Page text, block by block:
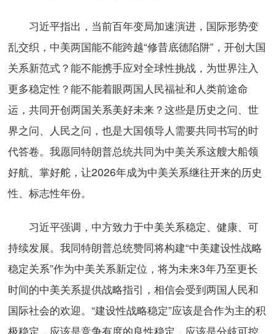
习近平指出，当前百年变局加速演进，国际形势变
乱交织，中美两国能不能跨越“修昔底德陷阱”，开创大国
关系新范式？能不能携手应对全球性挑战，为世界注入
更多稳定性？能不能着眼两国人民福祉和人类前途命
运，共同开创两国关系美好未来？这些是历史之问、世
界之问、人民之问，也是大国领导人需要共同书写的时
代答卷。我愿同特朗普总统共同为中美关系这艘大船领
好航、掌好舵，让2026年成为中美关系继往开来的历史
性、标志性年份。
习近平强调，中方致力于中美关系稳定、健康、可
持续发展。我同特朗普总统赞同将构建“中美建设性战略
稳定关系”作为中美关系新定位，将为未来3年乃至更长
时间的中美关系提供战略指引，相信会受到两国人民和
国际社会的欢迎。“建设性战略稳定”应该是合作为主的积
极稳定，应该是竞争有度的良性稳定，应该是分歧可控